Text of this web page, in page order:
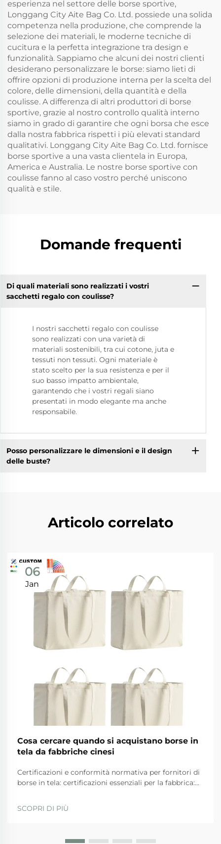
esperienza nel settore delle borse sportive,
Longgang City Aite Bag Co. Ltd. possiede una solida
competenza nella produzione, che comprende la
selezione dei materiali, le moderne tecniche di
cucitura e la perfetta integrazione tra design e
funzionalità. Sappiamo che alcuni dei nostri clienti
desiderano personalizzare le borse: siamo lieti di
offrire opzioni di produzione interna per la scelta del
colore, delle dimensioni, della quantità e della
coulisse. A differenza di altri produttori di borse
sportive, grazie al nostro controllo qualità interno
siamo in grado di garantire che ogni borsa che esce
dalla nostra fabbrica rispetti i più elevati standard
qualitativi. Longgang City Aite Bag Co. Ltd. fornisce
borse sportive a una vasta clientela in Europa,
America e Australia. Le nostre borse sportive con
coulisse fanno al caso vostro perché uniscono
qualità e stile.
Domande frequenti
Di quali materiali sono realizzati i vostri
sacchetti regalo con coulisse?
I nostri sacchetti regalo con coulisse
sono realizzati con una varietà di
materiali sostenibili, tra cui cotone, juta e
tessuti non tessuti. Ogni materiale è
stato scelto per la sua resistenza e per il
suo basso impatto ambientale,
garantendo che i vostri regali siano
presentati in modo elegante ma anche
responsabile.
Posso personalizzare le dimensioni e il design
delle buste?
Articolo correlato
06
Jan
Cosa cercare quando si acquistano borse in
tela da fabbriche cinesi
Certificazioni e conformità normativa per fornitori di
borse in tela: certificazioni essenziali per la fabbrica:
effettivamente garantiscono. Quando si valutano i
fornitori, le aziende dovrebbero privilegiare quelli
SCOPRI DI PIÙ